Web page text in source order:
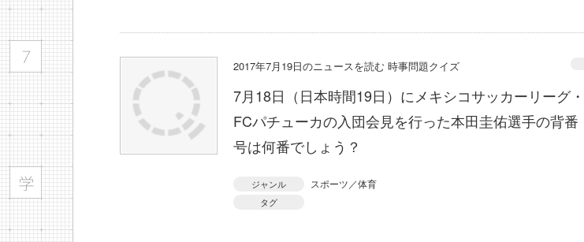
2017年7月19日のニュースを読む 時事問題クイズ
7月18日（日本時間19日）にメキシコサッカーリーグ・
FCパチューカの入団会見を行った本田圭佑選手の背番
号は何番でしょう？
ジャンル スポーツ／体育
タグ